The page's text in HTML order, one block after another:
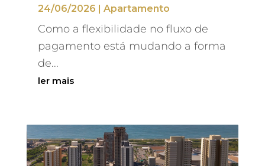
24/06/2026 | Apartamento
Como a flexibilidade no fluxo de
pagamento está mudando a forma
de...
ler mais